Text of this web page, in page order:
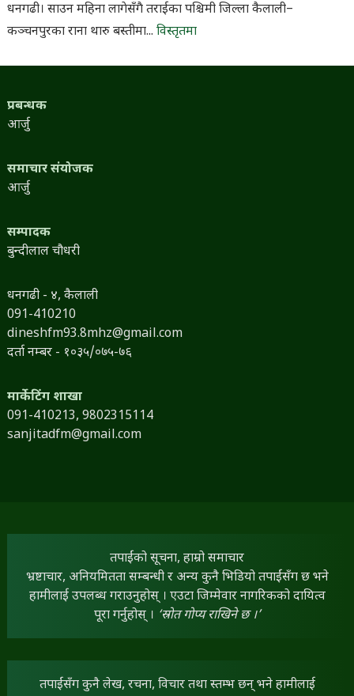
धनगढी। साउन महिना लागेसँगै तराईका पश्चिमी जिल्ला कैलाली–
कञ्चनपुरका राना थारु बस्तीमा... विस्तृतमा
प्रबन्धक
आर्जु
समाचार संयोजक
आर्जु
सम्पादक
बुन्दीलाल चौधरी
धनगढी - ४, कैलाली
091-410210
dineshfm93.8mhz@gmail.com
दर्ता नम्बर - १०३५/०७५-७६
मार्केटिंग शाखा
091-410213, 9802315114
sanjitadfm@gmail.com
तपाईंको सूचना, हाम्रो समाचार
भ्रष्टाचार, अनियमितता सम्बन्धी र अन्य कुनै भिडियो तपाईंसँग छ भने
हामीलाई उपलब्ध गराउनुहोस् । एउटा जिम्मेवार नागरिकको दायित्व
पूरा गर्नुहोस् । ‘स्रोत गोप्य राखिने छ ।’
तपाईंसँग कुनै लेख, रचना, विचार तथा स्तम्भ छन् भने हामीलाई